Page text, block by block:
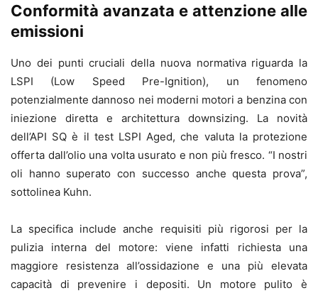
Conformità avanzata e attenzione alle
emissioni
Uno dei punti cruciali della nuova normativa riguarda la
LSPI (Low Speed Pre-Ignition), un fenomeno
potenzialmente dannoso nei moderni motori a benzina con
iniezione diretta e architettura downsizing. La novità
dell’API SQ è il test LSPI Aged, che valuta la protezione
offerta dall’olio una volta usurato e non più fresco. “I nostri
oli hanno superato con successo anche questa prova”,
sottolinea Kuhn.
La specifica include anche requisiti più rigorosi per la
pulizia interna del motore: viene infatti richiesta una
maggiore resistenza all’ossidazione e una più elevata
capacità di prevenire i depositi. Un motore pulito è